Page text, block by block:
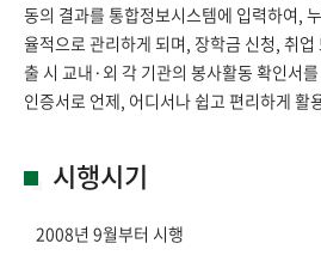
동의 결과를 통합정보시스템에 입력하여,
율적으로 관리하게 되며, 장학금 신청, 취
출 시 교내·외 각 기관의 봉사활동 확인서
인증서로 언제, 어디서나 쉽고 편리하게 활
시행시기
2008년 9월부터 시행